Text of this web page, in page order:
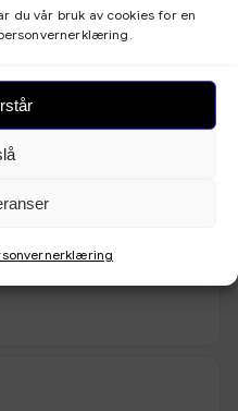
du vår bruk av cookies for en